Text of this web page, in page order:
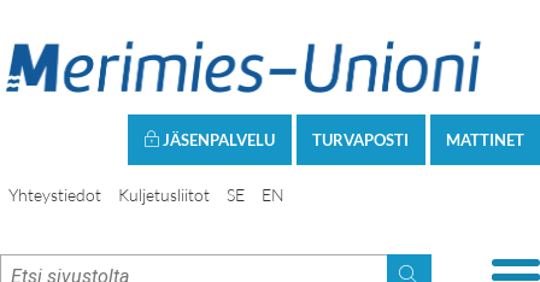
MATTINET
TURVAPOSTI
JÄSENPALVELU
Yhteystiedot Kuljetusliitot SE EN